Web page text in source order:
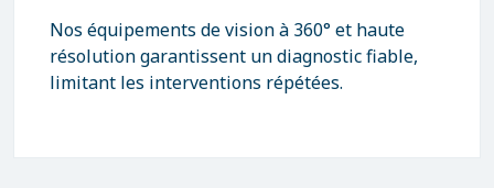
Nos équipements de vision à 360° et haute
résolution garantissent un diagnostic fiable,
limitant les interventions répétées.